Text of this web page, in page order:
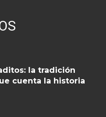
la tradición
cuenta la historia